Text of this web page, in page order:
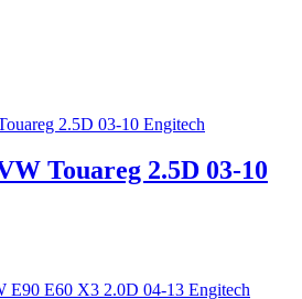
Touareg 2.5D 03-10